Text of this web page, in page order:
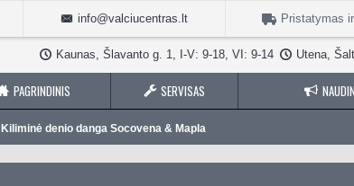
info@valciucentras.lt Pristatymas
Kaunas, Šlavanto g. 1, I-V: 9-18, VI: 9-14 Utena,
PAGRINDINIS SERVISAS
Kiliminė denio danga Socovena & Mapla